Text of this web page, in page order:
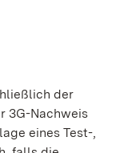
der
3G-Nachweis
eines Test-,